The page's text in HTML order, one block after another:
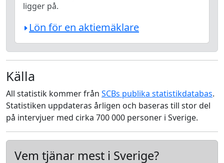
ligger på.
Lön för en aktiemäklare
Källa
All statistik kommer från SCBs publika statistikdatabas.
Statistiken uppdateras årligen och baseras till stor del
på intervjuer med cirka 700 000 personer i Sverige.
Vem tjänar mest i Sverige?